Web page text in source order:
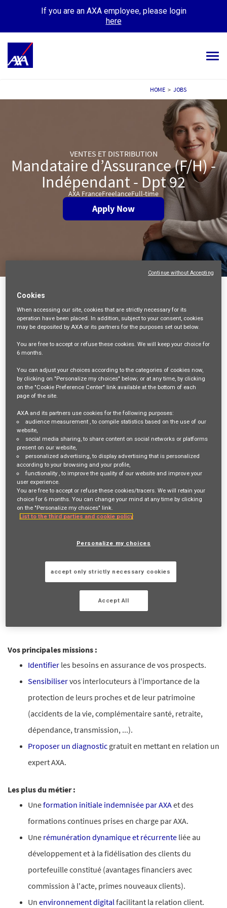
If you are an AXA employee, please login
here
MY APPLICATIONS MY PROFILE
HOME > JOBS
VENTES ET DISTRIBUTION
Mandataire d’Assurance (F/H) -
Indépendant - Dpt 92
AXA FranceFreelanceFull-time
Apply Now
Back
Mandataire d’Assurance (F/H) - Indépendant -
Dpt 92
92-HAUTS-DE-SEINE, FR, 99999
34986
Get future jobs matching this search
Login
Job Description
VOTRE RÔLE ET VOS MISSIONS
En recherche d'une activité àtemps plein
? Vous cherchez un métier d'indépendant
Devenir Mandataire d'Assurance, c'est contribuer chaque jour
à une mission inspirante "Agir pour le progrès humain en
" en mettant en contact des
réseauavec des experts AXA en fonction
Vos principales missions :
Identifier les besoins en assurance de vos prospects.
Sensibiliservos interlocuteurs à l'importance de la
protection de leurs proches et de leur patrimoine
(accidents de la vie, complémentaire santé, retraite,
dépendance, transmission, ...).
Proposer un diagnostic gratuit en mettant en relation un
expert AXA.
Les plus du métier :
Uneformation initiale indemnisée par AXAet des
formations continues prises en charge par AXA.
Une rémunération dynamique et récurrente liée au
développement et à la fidélisation des clients du
portefeuille constitué (avantages financiers avec
commission à l'acte, primes nouveaux clients).
Un environnement digitalfacilitant la relation client.
Cookies
When accessing our site, cookies that are strictly necessary for its
operation have been placed. In addition, subject to your consent, cookies
may be deposited by AXA or its partners for the purposes set out below.
You are freeto accept or refusethese cookies. We will keep your choice for
6 months
You can adjust your choices according to the categories of cookies now,
by clicking on "Personalize my choices" below; or at any time, by clicking
on the "Cookie Preference Center" link available at the bottom of each
page of the site.
AXA and its partners use cookies for the following purposes:
audience measurement , to compile statistics based on the use of our
website,
social media sharing , to share content on social networks or platforms
present on our website,
personalized advertising , to display advertising that is personalized
according to your browsing and your profile,
functionality , to improve the quality of our website and improve your
user experience.
You are free to accept or refuse these cookies/tracers. We will retain your
choice for 6 months. You can change your mind at any time by clicking
on the "Personalize my choices" link.
List to the third parties and cookie policy
Personalize my choices
accept only strictly necessary cookies
Accept All
Continue without Accepting